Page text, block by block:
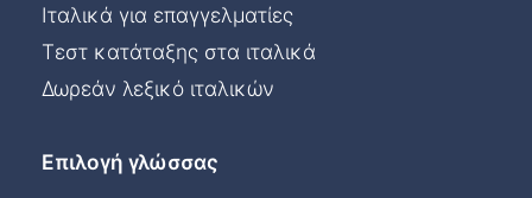
Ιταλικά για επαγγελματίες
Τεστ κατάταξης στα ιταλικά
Δωρεάν λεξικό ιταλικών
Επιλογή γλώσσας